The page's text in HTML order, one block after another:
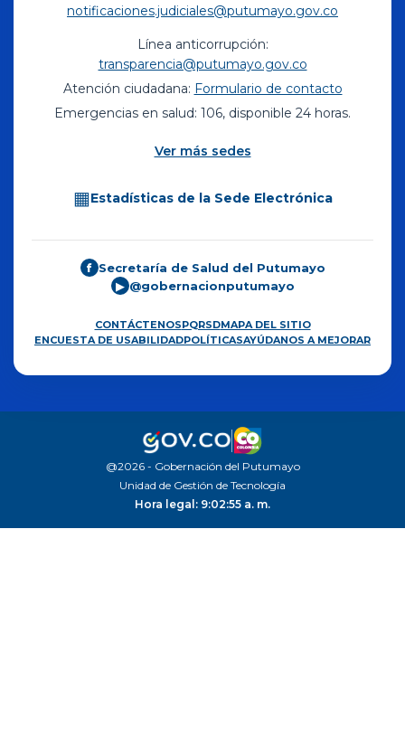
notificaciones.judiciales@putumayo.gov.co
Línea anticorrupción:
transparencia@putumayo.gov.co
Atención ciudadana: Formulario de contacto
Emergencias en salud: 106, disponible 24 horas.
Ver más sedes
▦Estadísticas de la Sede Electrónica
f Secretaría de Salud del Putumayo
▶ @gobernacionputumayo
CONTÁCTENOSPQRSDMAPA DEL SITIO
ENCUESTA DE USABILIDADPOLÍTICASAYÚDANOS A MEJORAR
@2026 - Gobernación del Putumayo
Unidad de Gestión de Tecnología
Hora legal: 9:02:56 a. m.